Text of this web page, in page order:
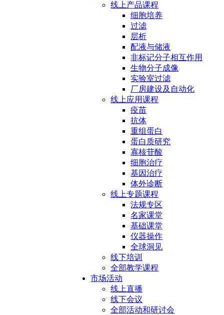
线上产品课程
细胞培养
过滤
层析
配液与储液
非标记分子相互作用
生物分子成像
实验室过滤
厂房建设及自动化
线上应用课程
疫苗
抗体
重组蛋白
蛋白质研究
寡核苷酸
细胞治疗
基因治疗
体外诊断
线上专题课程
法规专区
名家课堂
基础课堂
仪器操作
全球洞见
线下培训
全部教学课程
市场活动
线上直播
线下会议
全部活动和研讨会